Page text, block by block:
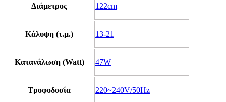
Διάμετρος 122cm
Κάλυψη (τ.μ.) 13-21
Κατανάλωση (Watt) 47W
Τροφοδοσία 220~240V/50Hz